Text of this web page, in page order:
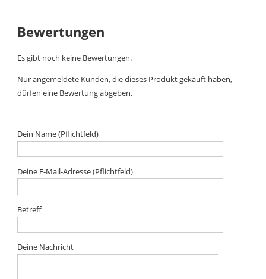
Bewertungen
Es gibt noch keine Bewertungen.
Nur angemeldete Kunden, die dieses Produkt gekauft haben,
dürfen eine Bewertung abgeben.
Dein Name (Pflichtfeld)
Deine E-Mail-Adresse (Pflichtfeld)
Betreff
Deine Nachricht